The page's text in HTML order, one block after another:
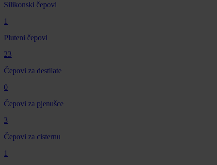
Silikonski čepovi
1
Pluteni čepovi
23
Čepovi za destilate
0
Čepovi za pjenušce
3
Čepovi za cisternu
1